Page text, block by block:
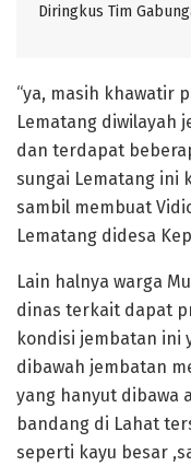
Diringkus Tim
“ya, masih khawatir
Lematang diwilayah
dan terdapat
sungai Lematang ini
sambil membuat
Lematang didesa
Lain halnya warga
dinas terkait dapat
kondisi jembatan ini
dibawah jembatan
yang hanyut dibawa
bandang di Lahat
seperti kayu besar